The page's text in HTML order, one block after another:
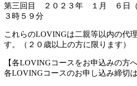
第三回目 ２０２３年 １月 ６日（
３時５９分
これらのLOVINGは二親等以内の代
す。（２０歳以上の方に限ります）
【各LOVINGコースをお申込みの方へ
各LOVINGコースのお申し込み締切